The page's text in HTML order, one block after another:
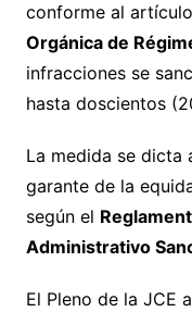
conforme al
Orgánica de
infracciones se
hasta doscientos
La medida se dicta
garante de la
según el
Administrativo
El Pleno de la JCE